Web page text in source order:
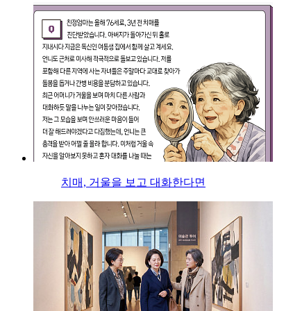
치매, 거울을 보고 대화한다면